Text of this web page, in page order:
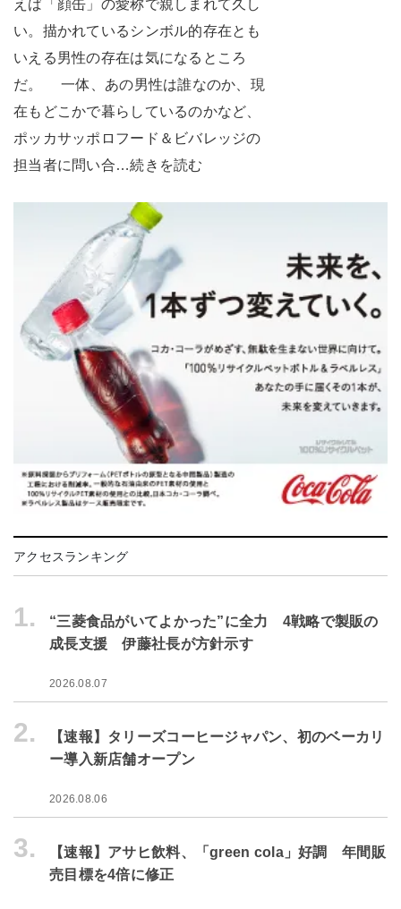
えば「顔缶」の愛称で親しまれて久し
い。描かれているシンボル的存在とも
いえる男性の存在は気になるところ
だ。 一体、あの男性は誰なのか、現
在もどこかで暮らしているのかなど、
ポッカサッポロフード＆ビバレッジの
担当者に問い合…続きを読む
アクセスランキング
1.
“三菱食品がいてよかった”に全力 4戦略で製販の
成長支援 伊藤社長が方針示す
2026.08.07
2.
【速報】タリーズコーヒージャパン、初のベーカリ
ー導入新店舗オープン
2026.08.06
3.
【速報】アサヒ飲料、「green cola」好調 年間販
売目標を4倍に修正